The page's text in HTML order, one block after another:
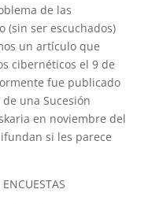
de las
(sin ser escuchados)
un artículo que
cibernéticos el 9 de
fue publicado
una Sucesión
en noviembre del
si les parece